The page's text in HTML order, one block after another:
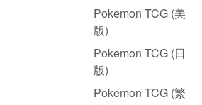
Pokemon TCG (美
版)
Pokemon TCG (日
版)
Pokemon TCG (繁